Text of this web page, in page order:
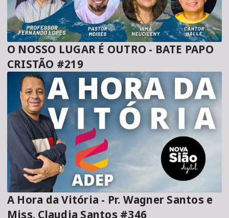
O NOSSO LUGAR É OUTRO - BATE PAPO
CRISTÃO #219
A Hora da Vitória - Pr. Wagner Santos e
Miss. Claudia Santos #346